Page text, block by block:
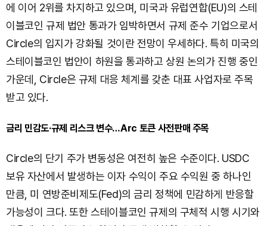
에 이어 2위를 차지하고 있으며, 미국과 유럽연합(EU)의 스테
이블코인 규제 법안 통과가 임박하면서 규제 준수 기업으로서
Circle의 입지가 강화될 것이란 전망이 우세하다. 특히 미국의
스테이블코인 법안이 하원을 통과하고 상원 논의가 진행 중인
가운데, Circle은 규제 대응 체계를 갖춘 대표 사업자로 주목
받고 있다.
금리 민감도·규제 리스크 변수…Arc 토큰 사전판매 주목
Circle의 단기 주가 변동성은 여전히 높은 수준이다. USDC
보유 자산에서 발생하는 이자 수익이 주요 수익원 중 하나인
만큼, 미 연방준비제도(Fed)의 금리 정책에 민감하게 반응할
가능성이 크다. 또한 스테이블코인 규제의 구체적 시행 시기와